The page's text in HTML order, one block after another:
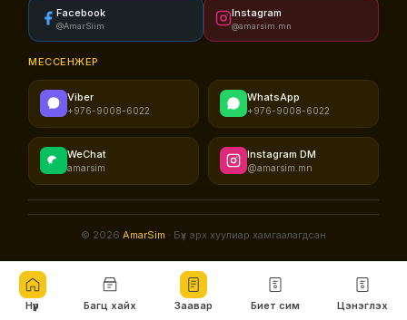
Facebook
@AmarSiim
Instagram
@amarsim.mn
МЕССЕНЖЕР
Viber
+976-9008-6022
WhatsApp
+976-9008-6022
WeChat
amarsim
Instagram DM
@amarsim.mn
© 2026 AmarSim · Бүх эрх хуулиар хамгаалагдсан
Нүүр Багц хайх Заавар Биет сим Цэнэглэх